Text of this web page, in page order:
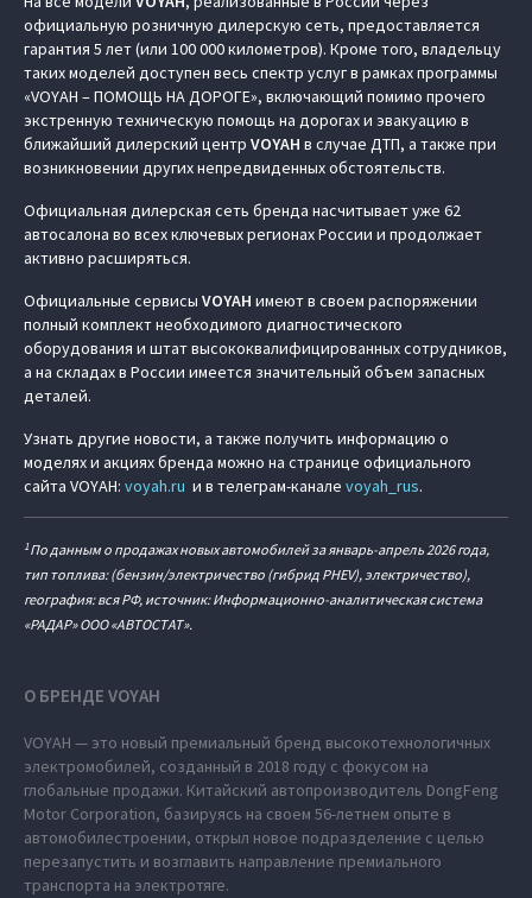
официальную розничную дилерскую сеть, предоставляется
гарантия 5 лет (или 100 000 километров). Кроме того, владельцу
таких моделей доступен весь спектр услуг в рамках программы
«VOYAH – ПОМОЩЬ НА ДОРОГЕ», включающий помимо прочего
экстренную техническую помощь на дорогах и эвакуацию в
ближайший дилерский центр VOYAH в случае ДТП, а также при
возникновении других непредвиденных обстоятельств.
Официальная дилерская сеть бренда насчитывает уже 62
автосалона во всех ключевых регионах России и продолжает
активно расширяться.
Официальные сервисы VOYAH имеют в своем распоряжении
полный комплект необходимого диагностического
оборудования и штат высококвалифицированных сотрудников,
а на складах в России имеется значительный объем запасных
деталей.
Узнать другие новости, а также получить информацию о
моделях и акциях бренда можно на странице официального
сайта VOYAH: voyah.ru и в телеграм-канале voyah_rus.
1По данным о продажах новых автомобилей за январь-апрель 2026 года,
тип топлива: (бензин/электричество (гибрид PHEV), электричество),
география: вся РФ, источник: Информационно-аналитическая система
«РАДАР» ООО «АВТОСТАТ».
О БРЕНДЕ VOYAH
VOYAH — это новый премиальный бренд высокотехнологичных
электромобилей, созданный в 2018 году с фокусом на
глобальные продажи. Китайский автопроизводитель DongFeng
Motor Corporation, базируясь на своем 56-летнем опыте в
автомобилестроении, открыл новое подразделение с целью
перезапустить и возглавить направление премиального
транспорта на электротяге.